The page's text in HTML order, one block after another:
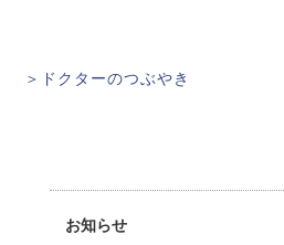
＞ドクターのつぶやき
お知らせ